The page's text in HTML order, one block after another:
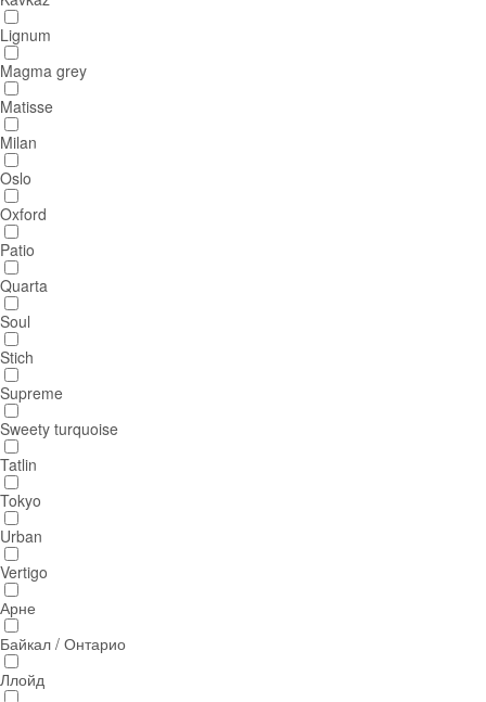
Lignum
Magma grey
Matisse
Milan
Oslo
Oxford
Patio
Quarta
Soul
Stich
Supreme
Sweety turquoise
Tatlin
Tokyo
Urban
Vertigo
Арне
Байкал / Онтарио
Ллойд